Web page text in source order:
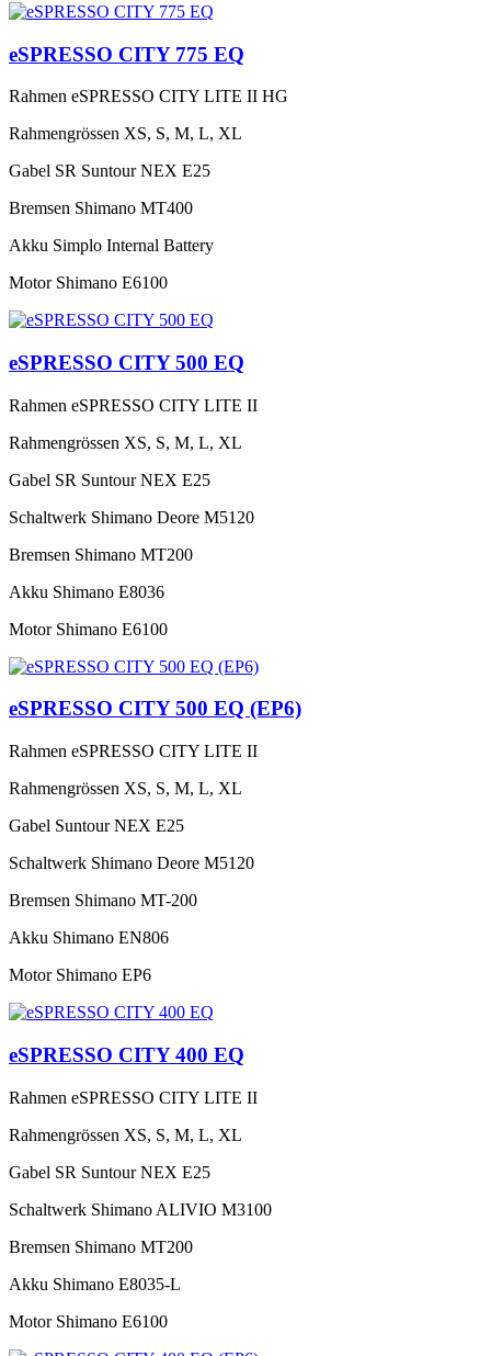
eSPRESSO CITY 775 EQ
Rahmen eSPRESSO CITY LITE II HG
Rahmengrössen XS, S, M, L, XL
Gabel SR Suntour NEX E25
Bremsen Shimano MT400
Akku Simplo Internal Battery
Motor Shimano E6100
eSPRESSO CITY 500 EQ
Rahmen eSPRESSO CITY LITE II
Rahmengrössen XS, S, M, L, XL
Gabel SR Suntour NEX E25
Schaltwerk Shimano Deore M5120
Bremsen Shimano MT200
Akku Shimano E8036
Motor Shimano E6100
eSPRESSO CITY 500 EQ (EP6)
Rahmen eSPRESSO CITY LITE II
Rahmengrössen XS, S, M, L, XL
Gabel Suntour NEX E25
Schaltwerk Shimano Deore M5120
Bremsen Shimano MT-200
Akku Shimano EN806
Motor Shimano EP6
eSPRESSO CITY 400 EQ
Rahmen eSPRESSO CITY LITE II
Rahmengrössen XS, S, M, L, XL
Gabel SR Suntour NEX E25
Schaltwerk Shimano ALIVIO M3100
Bremsen Shimano MT200
Akku Shimano E8035-L
Motor Shimano E6100